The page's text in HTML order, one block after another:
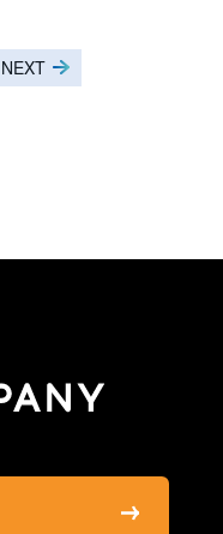
NEXT